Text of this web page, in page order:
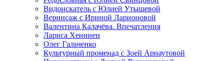
Видоискатель с Юлией Утышевой
Вернисаж с Ириной Ларионовой
Валентина Калачёва. Впечатления
Лариса Хенинен
Олег Гальченко
Культурный променад с Зоей Арнаутовой